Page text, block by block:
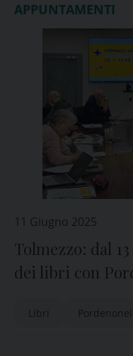
APPUNTAMENTI
11 Giugno 2025
Tolmezzo: dal
dei libri con
Libri